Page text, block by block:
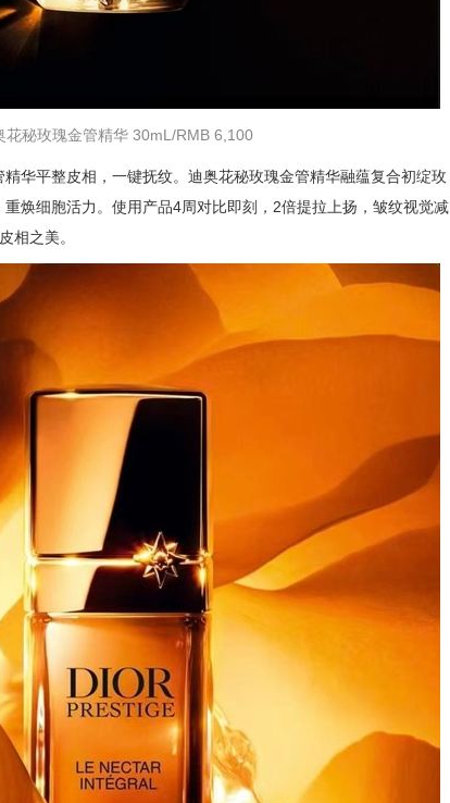
花秘玫瑰金管精华 30mL/RMB 6,100
华平整皮相，一键抚纹。迪奥花秘玫瑰金管精华融蕴复合初绽玫
焕细胞活力。使用产品4周对比即刻，2倍提拉上扬，皱纹视觉减
相之美。